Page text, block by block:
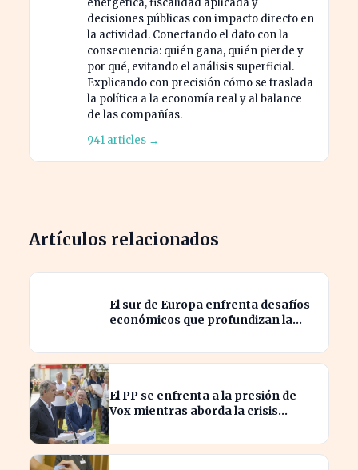
decisiones públicas con impacto directo en
la actividad. Conectando el dato con la
consecuencia: quién gana, quién pierde y
por qué, evitando el análisis superficial.
Explicando con precisión cómo se traslada
la política a la economía real y al balance
de las compañías.
941 articles →
Artículos relacionados
El sur de Europa enfrenta desafíos
económicos que profundizan la
El PP se enfrenta a la presión de
Vox mientras aborda la crisis